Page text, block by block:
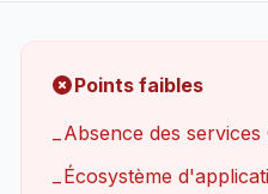
Points faibles
−Absence des services
−Écosystème